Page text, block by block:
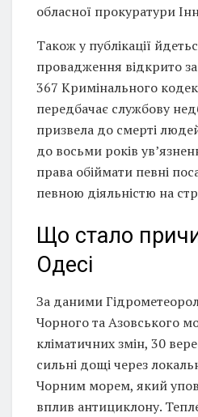
обласної прокуратури
Також у публікації
провадження відкрито
367 Кримінального
передбачає службову
призвела до смерті
до восьми років
права обіймати певні
певною діяльністю на
Що стало
Одесі
За даними
Чорного та Азовського
кліматичних змін, 30
сильні дощі через
Чорним морем, який
вплив антициклону.